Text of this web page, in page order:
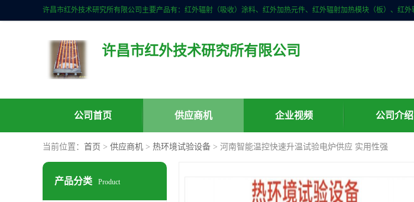
许昌市红外技术研究所有限公司
公司首页 供应商机 企业视频 公司介绍
当前位置： 首页 > 供应商机 > 热环境试验设备 > 河南智能温控快速升温试验电炉供应 实用性强
产品分类 Product